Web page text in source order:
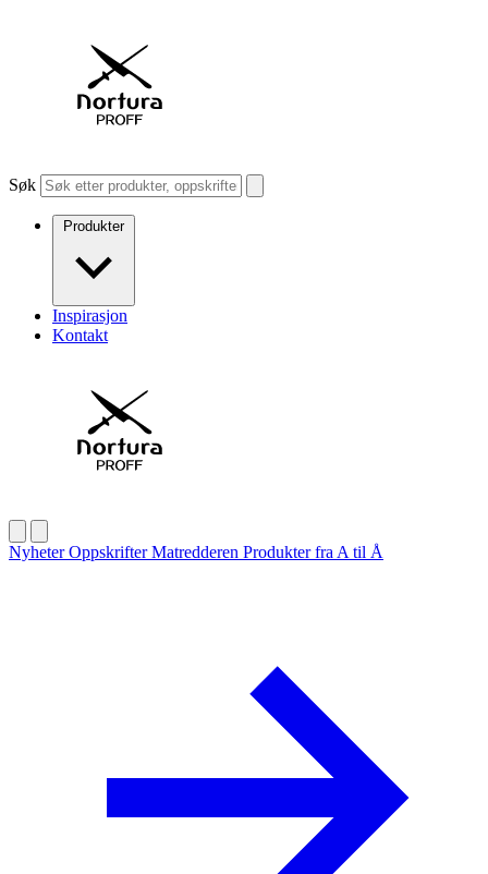
Søk
Produkter
Inspirasjon
Kontakt
NyheterOppskrifterMatredderen Produkter fra A til Å